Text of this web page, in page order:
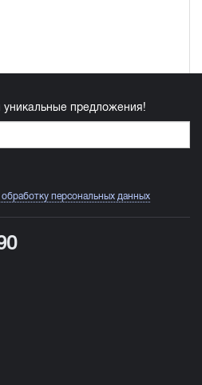
предложения!
персональных данных